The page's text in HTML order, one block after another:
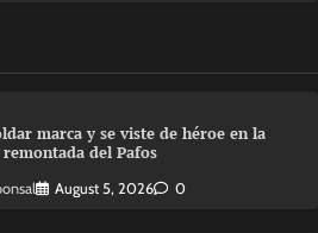
marca y se viste de héroe en la
del Pafos
August 5, 2026 0